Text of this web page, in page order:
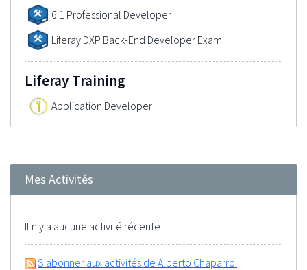
6.1 Professional Developer
Liferay DXP Back-End Developer Exam
Liferay Training
Application Developer
Mes Activités
Il n'y a aucune activité récente.
S'abonner aux activités de Alberto Chaparro.